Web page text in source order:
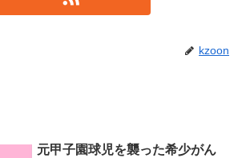
kzoon
元甲子園球児を襲った希少がん